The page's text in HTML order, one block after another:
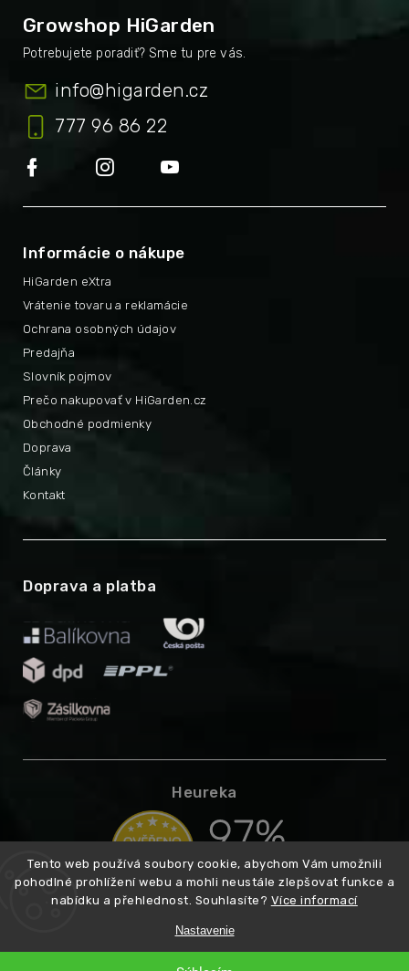
Tento web používá soubory cookie, abychom Vám umožnili
pohodlné prohlížení webu a mohli neustále zlepšovat funkce a
nabídku a přehlednost. Souhlasíte? Více informací
Nastavenie
Growshop HiGarden
info@higarden.cz
777 96 86 22
Informácie o nákupe
HiGarden eXtra
Prečo nakupovať v HiGarden.cz
Vrátenie tovaru a reklamácie
Obchodné podmienky
Ochrana osobných údajov
Doprava
Predajňa
Články
Slovník pojmov
Kontakt
Doprava a platba
Heureka
Vytvoril